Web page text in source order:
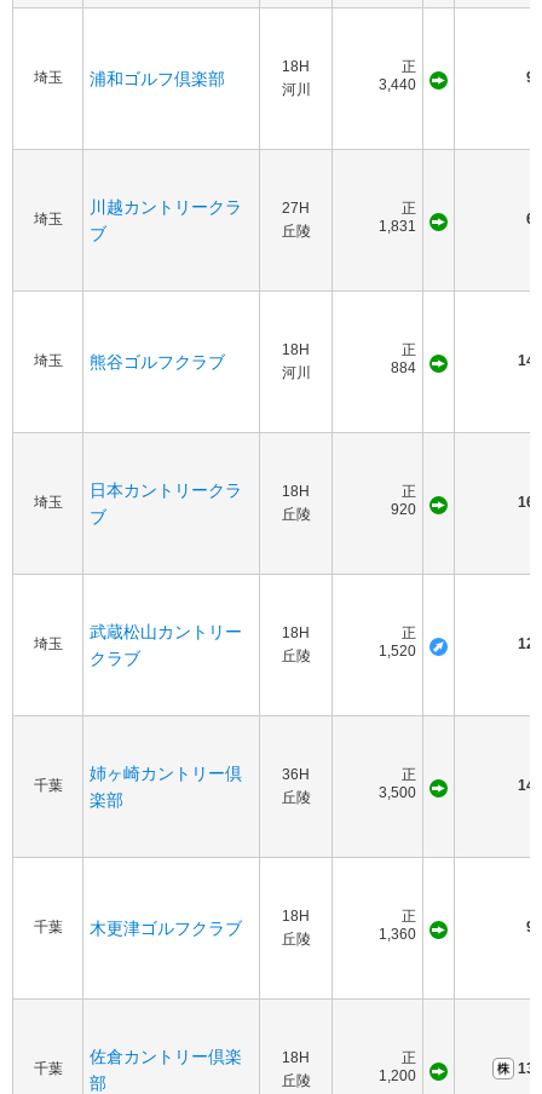
埼玉 浦和ゴルフ倶楽部
18H
河川
正
3,440
埼玉
川越カントリークラ
ブ
27H
丘陵
正
1,831
埼玉 熊谷ゴルフクラブ
18H
河川
正
884
埼玉
日本カントリークラ
ブ
18H
丘陵
正
920
埼玉
武蔵松山カントリー
クラブ
18H
丘陵
正
1,520
千葉
姉ヶ崎カントリー倶
楽部
36H
丘陵
正
3,500
千葉 木更津ゴルフクラブ
18H
丘陵
正
1,360
千葉
佐倉カントリー倶楽
部
18H
丘陵
正
1,200